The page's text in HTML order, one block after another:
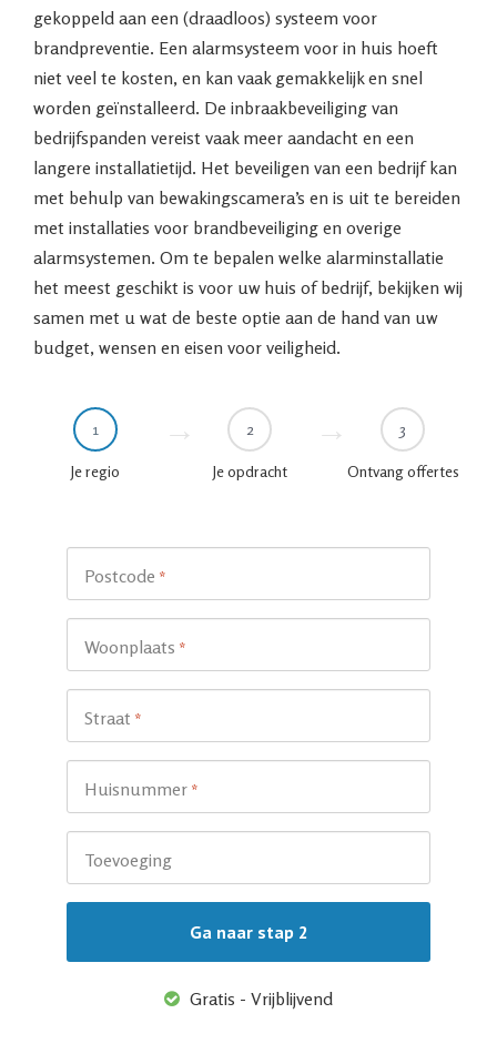
gekoppeld aan een (draadloos) systeem voor
brandpreventie. Een alarmsysteem voor in huis hoeft
niet veel te kosten, en kan vaak gemakkelijk en snel
worden geïnstalleerd. De inbraakbeveiliging van
bedrijfspanden vereist vaak meer aandacht en een
langere installatietijd. Het beveiligen van een bedrijf kan
met behulp van bewakingscamera’s en is uit te bereiden
met installaties voor brandbeveiliging en overige
alarmsystemen. Om te bepalen welke alarminstallatie
het meest geschikt is voor uw huis of bedrijf, bekijken wij
samen met u wat de beste optie aan de hand van uw
budget, wensen en eisen voor veiligheid.
1
Je regio
2
Je opdracht
3
Ontvang offertes
Postcode *
Woonplaats *
Straat *
Huisnummer *
Toevoeging
Gratis - Vrijblijvend